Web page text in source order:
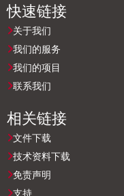
快速链接
关于我们
我们的服务
我们的项目
联系我们
相关链接
文件下载
技术资料下载
免责声明
支持